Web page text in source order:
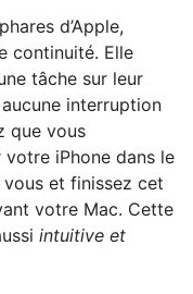
d’Apple,
continuité. Elle
tâche sur leur
interruption
que vous
iPhone dans le
et finissez cet
votre Mac. Cette
intuitive et